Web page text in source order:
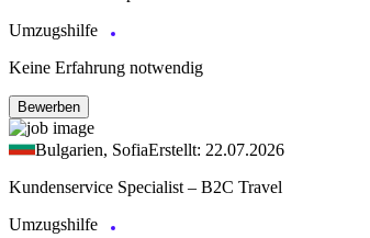
Umzugshilfe
Keine Erfahrung notwendig
Bewerben
Bulgarien, SofiaErstellt: 22.07.2026
Kundenservice Specialist – B2C Travel
Umzugshilfe